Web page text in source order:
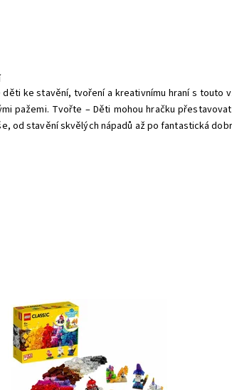
ke stavění, tvoření a kreativnímu hraní s touto
pažemi. Tvořte – Děti mohou hračku
od stavění skvělých nápadů až po fantastická
se u průhledných LEGO® kostek!
Skladem3
7775
LEGO